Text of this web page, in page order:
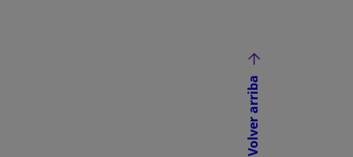
NUEVA Volver arriba